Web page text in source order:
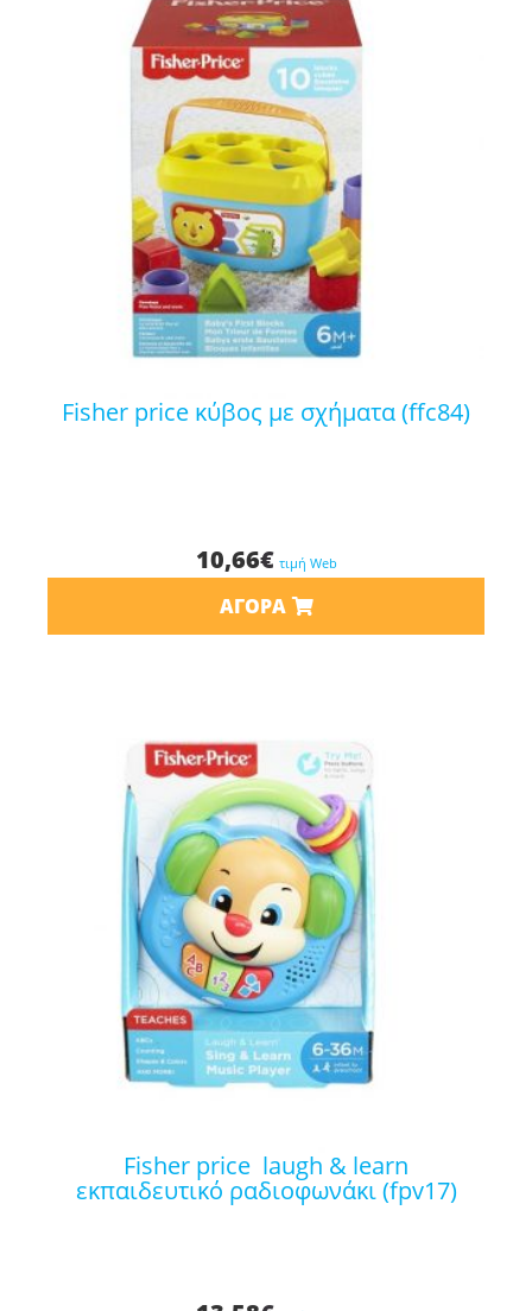
fisher price κύβος με σχήματα (ffc84)
10,66€ τιμή Web
ΑΓΟΡΆ
fisher price laugh & learn
εκπαιδευτικό ραδιοφωνάκι (fpv17)